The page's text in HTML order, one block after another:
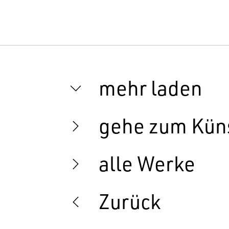
mehr laden
gehe zum
alle Werke
Zurück